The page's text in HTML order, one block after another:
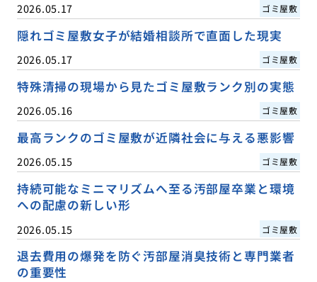
2026.05.17 ゴミ屋敷
隠れゴミ屋敷女子が結婚相談所で直面した現実
2026.05.17 ゴミ屋敷
特殊清掃の現場から見たゴミ屋敷ランク別の実態
2026.05.16 ゴミ屋敷
最高ランクのゴミ屋敷が近隣社会に与える悪影響
2026.05.15 ゴミ屋敷
持続可能なミニマリズムへ至る汚部屋卒業と環境
への配慮の新しい形
2026.05.15 ゴミ屋敷
退去費用の爆発を防ぐ汚部屋消臭技術と専門業者
の重要性